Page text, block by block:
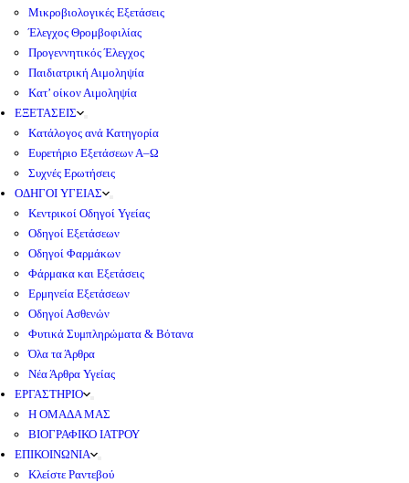
Μικροβιολογικές Εξετάσεις
Έλεγχος Θρομβοφιλίας
Προγεννητικός Έλεγχος
Παιδιατρική Αιμοληψία
Κατ’ οίκον Αιμοληψία
ΕΞΕΤΑΣΕΙΣ
Κατάλογος ανά Κατηγορία
Ευρετήριο Εξετάσεων Α–Ω
Συχνές Ερωτήσεις
ΟΔΗΓΟΙ ΥΓΕΙΑΣ
Κεντρικοί Οδηγοί Υγείας
Οδηγοί Εξετάσεων
Οδηγοί Φαρμάκων
Φάρμακα και Εξετάσεις
Ερμηνεία Εξετάσεων
Οδηγοί Ασθενών
Φυτικά Συμπληρώματα & Βότανα
Όλα τα Άρθρα
Νέα Άρθρα Υγείας
ΕΡΓΑΣΤΗΡΙΟ
Η ΟΜΑΔΑ ΜΑΣ
ΒΙΟΓΡΑΦΙΚΟ ΙΑΤΡΟΥ
ΕΠΙΚΟΙΝΩΝΙΑ
Κλείστε Ραντεβού